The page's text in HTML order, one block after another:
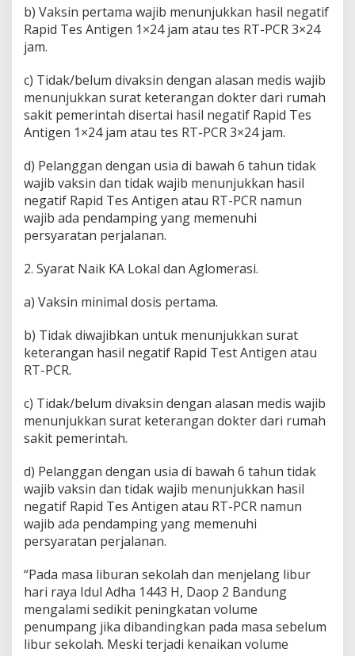
b) Vaksin pertama wajib menunjukkan hasil negatif
Rapid Tes Antigen 1×24 jam atau tes RT-PCR 3×24
jam.
c) Tidak/belum divaksin dengan alasan medis wajib
menunjukkan surat keterangan dokter dari rumah
sakit pemerintah disertai hasil negatif Rapid Tes
Antigen 1×24 jam atau tes RT-PCR 3×24 jam.
d) Pelanggan dengan usia di bawah 6 tahun tidak
wajib vaksin dan tidak wajib menunjukkan hasil
negatif Rapid Tes Antigen atau RT-PCR namun
wajib ada pendamping yang memenuhi
persyaratan perjalanan.
2. Syarat Naik KA Lokal dan Aglomerasi.
a) Vaksin minimal dosis pertama.
b) Tidak diwajibkan untuk menunjukkan surat
keterangan hasil negatif Rapid Test Antigen atau
RT-PCR.
c) Tidak/belum divaksin dengan alasan medis wajib
menunjukkan surat keterangan dokter dari rumah
sakit pemerintah.
d) Pelanggan dengan usia di bawah 6 tahun tidak
wajib vaksin dan tidak wajib menunjukkan hasil
negatif Rapid Tes Antigen atau RT-PCR namun
wajib ada pendamping yang memenuhi
persyaratan perjalanan.
“Pada masa liburan sekolah dan menjelang libur
hari raya Idul Adha 1443 H, Daop 2 Bandung
mengalami sedikit peningkatan volume
penumpang jika dibandingkan pada masa sebelum
libur sekolah. Meski terjadi kenaikan volume